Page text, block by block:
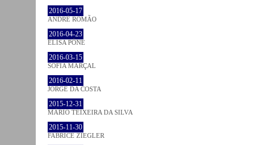
2016-05-17
ANDRÉ ROMÃO
2016-04-23
ELISA PÔNE
2016-03-15
SOFIA MARÇAL
2016-02-11
JORGE DA COSTA
2015-12-31
MÁRIO TEIXEIRA DA SILVA
2015-11-30
FABRICE ZIEGLER